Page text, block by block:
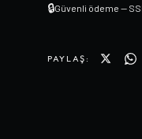
🔒Güvenli ödeme —
PAYLAŞ: